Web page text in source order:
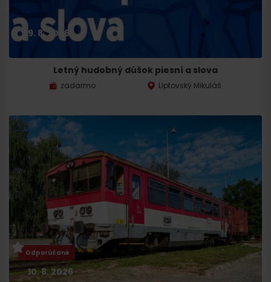
9. 8. 2026
Letný hudobný dúšok piesní a slova
zadarmo Liptovský Mikuláš
Odporúčané
10. 8. 2026